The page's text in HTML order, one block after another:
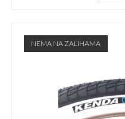
NEMA NA ZALIHAMA